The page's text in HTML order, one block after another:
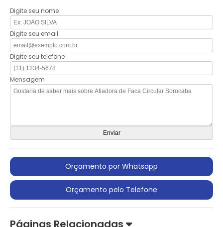
Digite seu nome
Digite seu email
Digite seu telefone
Mensagem
Orçamento por Whatsapp
Orçamento pelo Telefone
Páginas Relacionadas